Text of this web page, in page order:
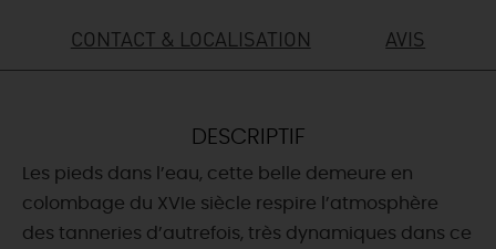
DEMAIN
CE WEEK-END
CETTE SEMAINE
CONTACT & LOCALISATION AVIS
DESCRIPTIF
Les pieds dans l’eau, cette belle demeure en
colombage du XVIe siècle respire l’atmosphère
des tanneries d’autrefois, très dynamiques dans ce